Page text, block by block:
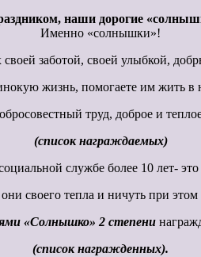
наши дорогие
Именно «солнышки»!
заботой, своей улыбкой,
жизнь, помогаете им жить в
труд, доброе и
(список награждаемых)
службе более 10 лет-
своего тепла и ничуть при
«Солнышко» 2 степени
(список награжденных).